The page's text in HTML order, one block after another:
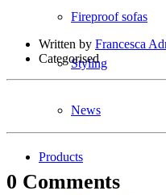
Fireproof sofas
Styling
News
Products
Written by Francesca
Categorised
0 Comments